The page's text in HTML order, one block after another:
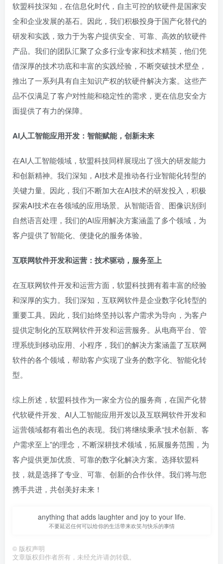
软盟科技深知，在信息化时代，自主可控的软硬件是国家安
全和企业发展的基石。因此，我们积极投身于国产化替代的
研发和实践，致力于为客户提供安全、可靠、高效的软硬件
产品。我们的团队汇聚了众多行业专家和技术精英，他们凭
借深厚的技术功底和丰富的实践经验，不断突破技术壁垒，
推出了一系列具有自主知识产权的软硬件解决方案。这些产
品不仅满足了客户对性能和稳定性的需求，更在信息安全方
面提供了有力的保障。
AI人工智能应用开发：智能赋能，创新未来
在AI人工智能领域，软盟科技同样展现出了强大的研发能力
和创新精神。我们深知，AI技术是推动各行业智能化转型的
关键力量。因此，我们不断加大在AI技术的研发投入，积极
探索AI技术在各领域的应用场景。从智能语音、图像识别到
自然语言处理，我们的AI应用解决方案涵盖了多个领域，为
客户提供了智能化、便捷化的服务体验。
互联网软件开发和运营：技术驱动，服务至上
在互联网软件开发和运营方面，软盟科技拥有着丰富的经验
和深厚的实力。我们深知，互联网软件是企业数字化转型的
重要工具。因此，我们始终坚持以客户需求为导向，为客户
提供定制化的互联网软件开发和运营服务。从电商平台、管
理系统到移动应用、小程序，我们的解决方案涵盖了互联网
软件的各个领域，帮助客户实现了业务的数字化、智能化转
型。
综上所述，软盟科技作为一家全方位的服务商，在国产化替
代软硬件开发、AI人工智能应用开发以及互联网软件开发和
运营领域都有着出色的表现。我们将继续秉承“技术创新、客
户需求至上”的理念，不断深耕技术领域，拓展服务范围，为
客户提供更加优质、可靠的数字化解决方案。选择软盟科
技，就是选择了专业、可靠、创新的合作伙伴。我们将与您
携手共进，共创美好未来！
anything that adds laughter and joy to your life.
不要延迟任何可以给你的生活带来欢笑与快乐的事情
© 版权声明
文章版权归作者所有，未经允许请勿转载。